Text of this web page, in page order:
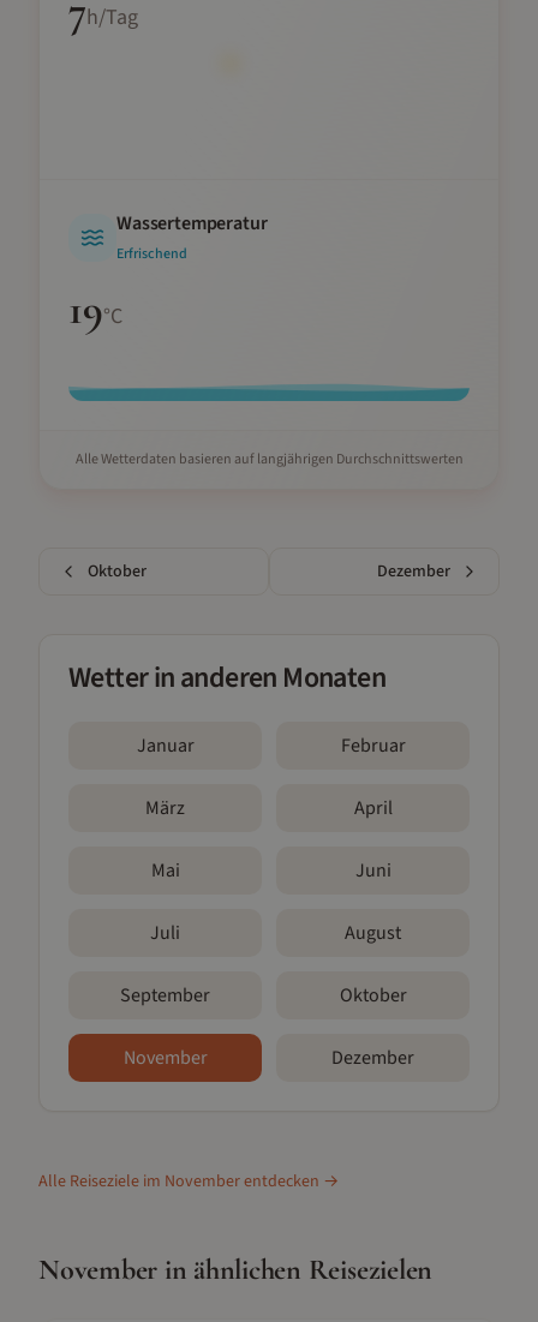
h/Tag
Wassertemperatur
Erfrischend
19°C
Alle Wetterdaten basieren auf langjährigen Durchschnittswerten
Oktober Dezember
Wetter in anderen Monaten
Januar Februar
März April
Mai Juni
Juli August
September Oktober
November Dezember
Alle Reiseziele im Novemberentdecken →
November in ähnlichen Reisezielen